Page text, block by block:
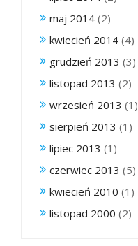
maj 2014 (2)
kwiecień 2014 (4)
grudzień 2013 (3)
listopad 2013 (2)
wrzesień 2013 (1)
sierpień 2013 (1)
lipiec 2013 (1)
czerwiec 2013 (5)
kwiecień 2010 (1)
listopad 2000 (2)